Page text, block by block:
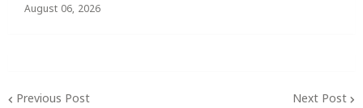
August 06, 2026
Previous Post Next Post